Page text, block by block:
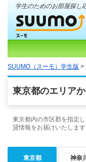
学生のためのお部屋探し
SUUMO（スーモ）学生版 >
東京都のエリア
東京都内の市区郡を指定
貸情報をお届けいたします
東京都 神奈